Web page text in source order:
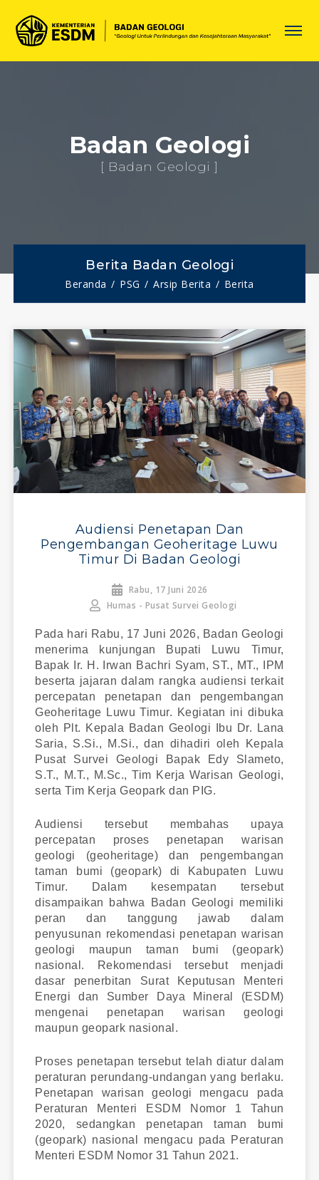
Badan Geologi
[ Badan Geologi ]
Berita Badan Geologi
Beranda PSG Arsip Berita Berita
Audiensi Penetapan Dan
Pengembangan Geoheritage Luwu
Timur Di Badan Geologi
Rabu, 17 Juni 2026
Humas - Pusat Survei Geologi
Pada hari Rabu, 17 Juni 2026, Badan Geologi
menerima kunjungan Bupati Luwu Timur,
Bapak Ir. H. Irwan Bachri Syam, ST., MT., IPM
beserta jajaran dalam rangka audiensi terkait
percepatan penetapan dan pengembangan
Geoheritage Luwu Timur. Kegiatan ini dibuka
oleh Plt. Kepala Badan Geologi Ibu Dr. Lana
Saria, S.Si., M.Si., dan dihadiri oleh Kepala
Pusat Survei Geologi Bapak Edy Slameto,
S.T., M.T., M.Sc., Tim Kerja Warisan Geologi,
serta Tim Kerja Geopark dan PIG.
Audiensi tersebut membahas upaya
percepatan proses penetapan warisan
geologi (geoheritage) dan pengembangan
taman bumi (geopark) di Kabupaten Luwu
Timur. Dalam kesempatan tersebut
disampaikan bahwa Badan Geologi memiliki
peran dan tanggung jawab dalam
penyusunan rekomendasi penetapan warisan
geologi maupun taman bumi (geopark)
nasional. Rekomendasi tersebut menjadi
dasar penerbitan Surat Keputusan Menteri
Energi dan Sumber Daya Mineral (ESDM)
mengenai penetapan warisan geologi
maupun geopark nasional.
Proses penetapan tersebut telah diatur dalam
peraturan perundang-undangan yang berlaku.
Penetapan warisan geologi mengacu pada
Peraturan Menteri ESDM Nomor 1 Tahun
2020, sedangkan penetapan taman bumi
(geopark) nasional mengacu pada Peraturan
Menteri ESDM Nomor 31 Tahun 2021.